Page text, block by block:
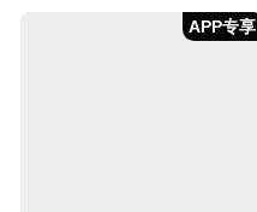
APP专享